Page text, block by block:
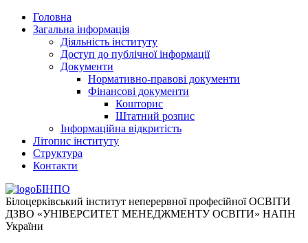
Головна
Загальна інформація
Діяльність інституту
Доступ до публічної інформації
Документи
Нормативно-правові документи
Фінансові документи
Кошторис
Штатний розпис
Інформаційна відкритість
Літопис інституту
Структура
Контакти
БІНПО
Білоцерківський інститут неперервної професійної ОСВІТИ
ДЗВО «УНІВЕРСИТЕТ МЕНЕДЖМЕНТУ ОСВІТИ» НАПН
України